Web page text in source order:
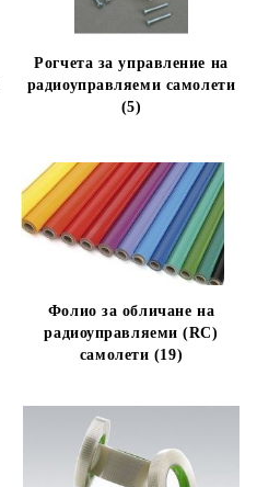
Рогчета за управление на
радиоуправляеми самолети
(5)
Фолио за обличане на
радиоуправляеми (RC)
самолети (19)